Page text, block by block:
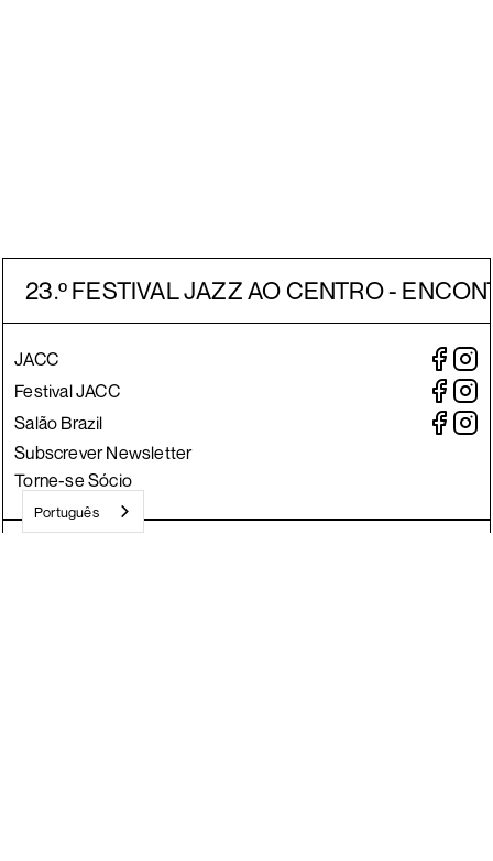
23.º FESTIVAL JAZZ AO CENTRO -
JACC
Festival JACC
Salão Brazil
Subscrever Newsletter
Torne-se Sócio
Português